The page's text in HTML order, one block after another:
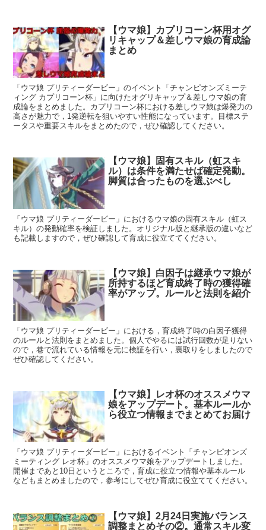
【ウマ娘】カプリコーン杯用オグ
リキャップ＆差しウマ娘の育成論
まとめ
「ウマ娘 プリティーダービー」のイベント「チャンピオンズミーテ
ィング カプリコーン杯」に向けたオグリキャップ＆差しウマ娘の育
成論をまとめました。カプリコーン杯における差しウマ娘は爆発力の
高さが魅力で，1発逆転を狙いやすい性能になっています。目標ステ
ータスや重要スキルをまとめたので，ぜひ確認してください。
【ウマ娘】固有スキル（虹スキ
ル）は条件を満たせば確定発動。
脚質は合ったものを選ぶべし
「ウマ娘 プリティーダービー」におけるウマ娘の固有スキル（虹ス
キル）の発動確率を検証しました。オリジナル版と継承版の違いなど
も記載しますので，ぜひ確認して育成に役立ててください。
【ウマ娘】白因子は継承ウマ娘が
所持するほど育成終了時の獲得確
率がアップ。ルールと法則を紹介
「ウマ娘 プリティーダービー」における，育成終了時の白因子獲得
のルールと法則をまとめました。個人でやるには試行回数が足りない
ので，巷で流れている情報を元に検証を行い，裏取りをしましたので
ぜひ確認してください。
【ウマ娘】レオ杯のオススメウマ
娘をアップデート。基本ルールか
ら役立つ情報までまとめてお届け
「ウマ娘 プリティーダービー」におけるイベント「チャンピオンズ
ミーティング レオ杯」のオススメウマ娘をアップデートしました。
開催まであと10日というところで，育成に役立つ情報や基本ルール
などもまとめましたので，参考にしてぜひ育成に役立ててください。
【ウマ娘】2月24日実施バランス
調整まとめその②。通常スキル変